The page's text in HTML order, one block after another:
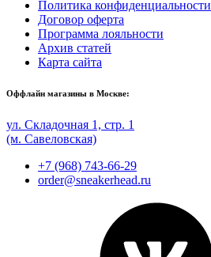
Политика конфиденциальности
Договор оферта
Программа лояльности
Архив статей
Карта сайта
Оффлайн магазины в Москве:
ул. Складочная 1, стр. 1
(м. Савеловская)
+7 (968) 743-66-29
order@sneakerhead.ru